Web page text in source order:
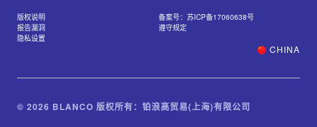
版权说明
备案号：苏ICP备17060638号
报告漏洞
遵守规定
隐私设置
CHINA
© 2026 BLANCO 版权所有：铂浪高贸易(上海)有限公司